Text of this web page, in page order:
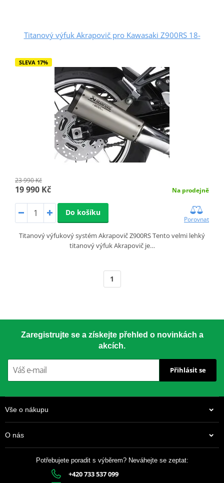
Titanový výfuk Akrapovič pro Kawasaki Z900RS 18-
SLEVA 17%
23 990 Kč
19 990 Kč Na prodejně
Do košíku
Porovnat
Titanový výfukový systém Akrapovič Z900RS Tento velmi lehký
titanový výfuk Akrapovič je…
1
Zaregistrujte se a získejte přehled o novinkách a
akcích.
Přihlásit se
Vše o nákupu
O nás
Potřebujete poradit s výběrem? Neváhejte se zeptat:
+420 733 537 099